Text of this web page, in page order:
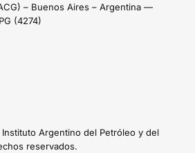
– Buenos Aires – Argentina —
(4274)
Argentino del Petróleo y del
reservados.